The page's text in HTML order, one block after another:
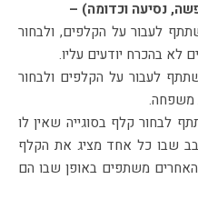
נסיעה וכדומה) –
לעבור על הקלפים, ולבחור
בהכרח יודעים עליו.
לעבור על הקלפים ולבחור
משפחה.
לבחור קלף בסוגייה שאין לו
שבו כל אחד מציג את הקלף
משתפים באופן שבו הם